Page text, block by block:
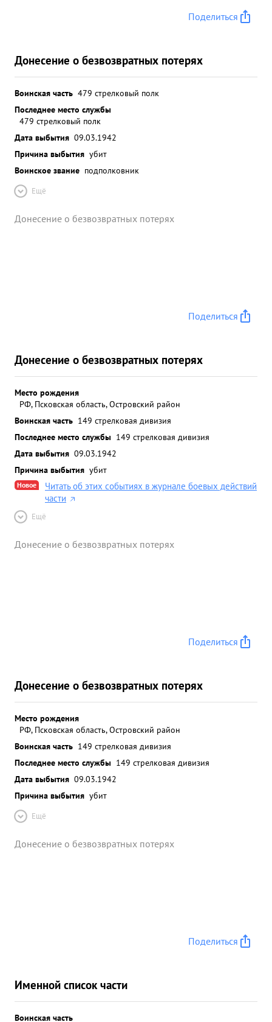
Поделиться
Донесение о безвозвратных потерях
Воинская часть 479 стрелковый полк
Последнее место службы
479 стрелковый полк
Дата выбытия 09.03.1942
Причина выбытия убит
Воинское звание подполковник
Ещё
Донесение о безвозвратных потерях
Поделиться
Донесение о безвозвратных потерях
Место рождения
РФ, Псковская область, Островский район
Воинская часть 149 стрелковая дивизия
Последнее место службы 149 стрелковая дивизия
Дата выбытия 09.03.1942
Причина выбытия убит
Новое
Читать об этих событиях в журнале боевых действий
части
Ещё
Донесение о безвозвратных потерях
Поделиться
Донесение о безвозвратных потерях
Место рождения
РФ, Псковская область, Островский район
Воинская часть 149 стрелковая дивизия
Последнее место службы 149 стрелковая дивизия
Дата выбытия 09.03.1942
Причина выбытия убит
Ещё
Донесение о безвозвратных потерях
Поделиться
Именной список части
Воинская часть